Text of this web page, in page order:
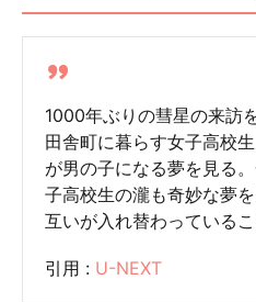
1000年ぶりの彗星の来訪
田舎町に暮らす女子高校
が男の子になる夢を見る
子高校生の瀧も奇妙な夢
互いが入れ替わっている
引用 : U-NEXT